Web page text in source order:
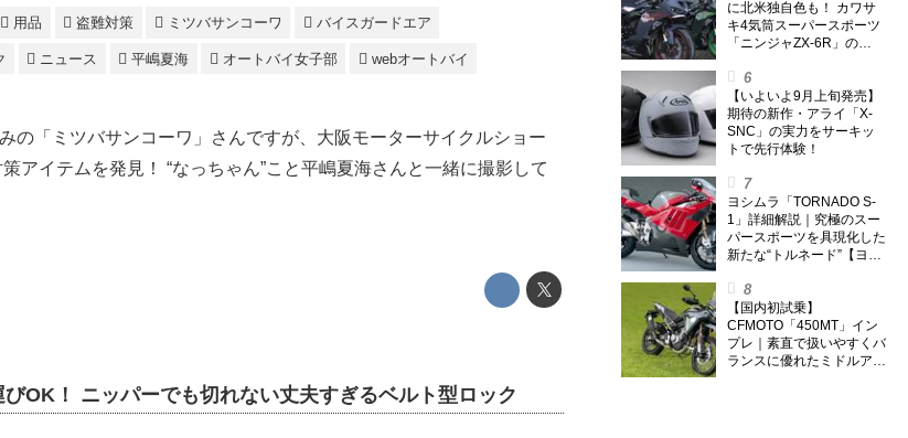
に北米独自色も！ カワサ
キ4気筒スーパースポーツ
「ニンジャZX-6R」の
筒ニンジャも出たよ【海
外】
【いよいよ9月上旬発売】
期待の新作・アライ「X-
SNC」の実力をサーキッ
トで先行体験！
ヨシムラ「TORNADO S-
1」詳細解説｜究極のスー
パースポーツを具現化した
新たな“トルネード”【ヨシ
【国内初試乗】
CFMOTO「450MT」イン
プレ｜素直で扱いやすくバ
ランスに優れたミドルアド
用品 盗難対策 ミツバサンコーワ バイスガードエア
ニュース 平嶋夏海 オートバイ女子部 webオートバイ
の「ミツバサンコーワ」さんですが、大阪モーターサイクルショー
アイテムを発見！ “なっちゃん”こと平嶋夏海さんと一緒に撮影して
OK！ ニッパーでも切れない丈夫すぎるベルト型ロック